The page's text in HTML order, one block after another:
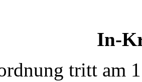
In-
tritt am